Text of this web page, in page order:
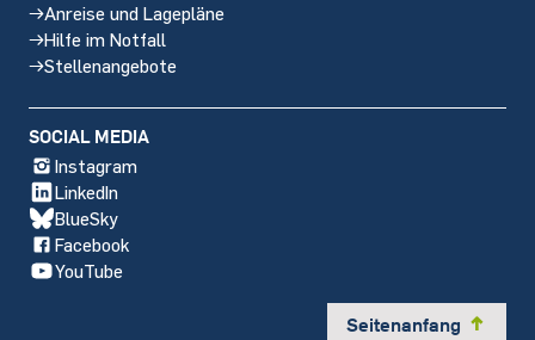
Anreise und Lagepläne
Hilfe im Notfall
Stellenangebote
SOCIAL MEDIA
Instagram
LinkedIn
BlueSky
Facebook
YouTube
Seitenanfang y